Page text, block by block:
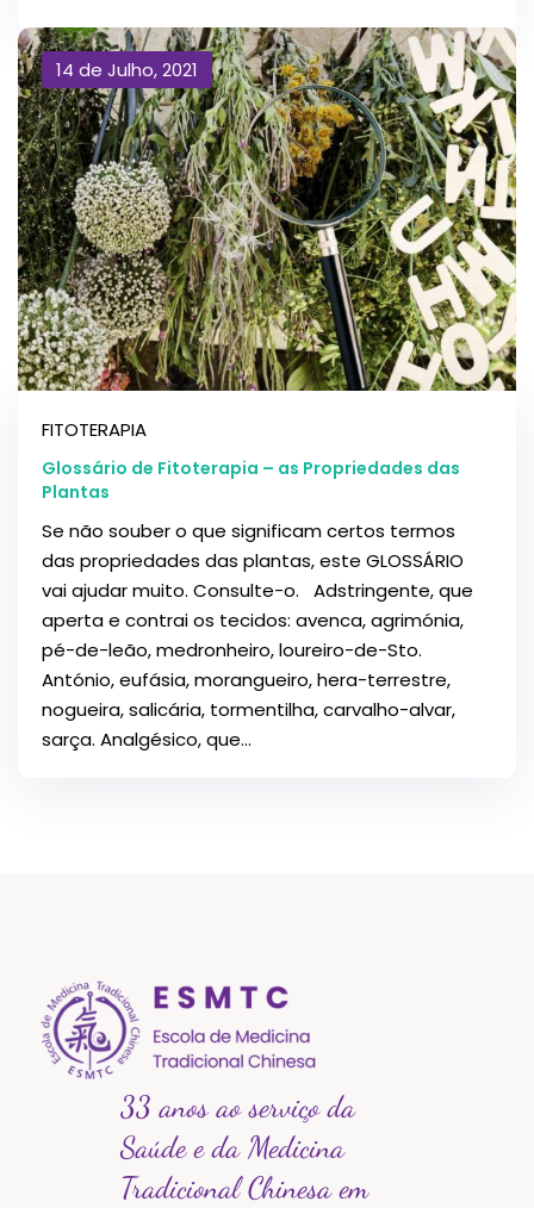
14 de Julho, 2021
FITOTERAPIA
Glossário de Fitoterapia – as Propriedades das
Plantas
Se não souber o que significam certos termos
das propriedades das plantas, este GLOSSÁRIO
vai ajudar muito. Consulte-o. Adstringente, que
aperta e contrai os tecidos: avenca, agrimónia,
pé-de-leão, medronheiro, loureiro-de-Sto.
António, eufásia, morangueiro, hera-terrestre,
nogueira, salicária, tormentilha, carvalho-alvar,
sarça. Analgésico, que...
33 anos ao serviço da
Saúde e da Medicina
Tradicional Chinesa em